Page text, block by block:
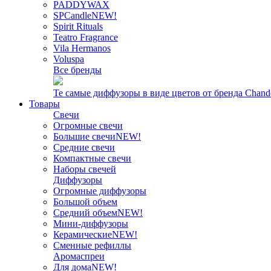
PADDYWAX
SPCandleNEW!
Spirit Rituals
Teatro Fragrance
Vila Hermanos
Voluspa
Все бренды
Те самые диффузоры в виде цветов от бренда
Товары
Свечи
Огромные свечи
Большие свечиNEW!
Средние свечи
Компактные свечи
Наборы свечей
Диффузоры
Огромные диффузоры
Большой объем
Средний объемNEW!
Мини-диффузоры
КерамическиеNEW!
Сменные рефиллы
Аромаспреи
Для домаNEW!